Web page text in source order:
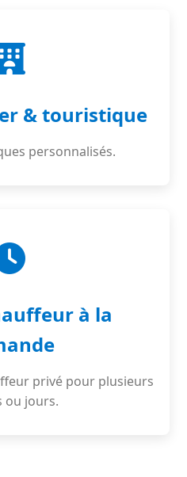
& touristique
personnalisés.
à la
privé pour plusieurs
ou jours.